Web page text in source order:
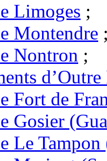
Limoges ;
Montendre
Nontron ;
Fort de
Gosier
Le